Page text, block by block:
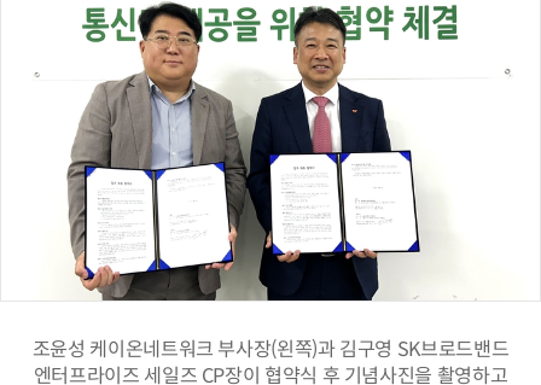
조윤성 케이온네트워크 부사장(왼쪽)과 김구영 SK브로드밴드
엔터프라이즈 세일즈 CP장이 협약식 후 기념사진을 촬영하고